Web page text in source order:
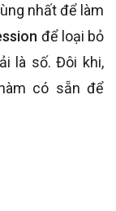
nhất để làm
để loại bỏ
là số. Đôi khi,
có sẵn để